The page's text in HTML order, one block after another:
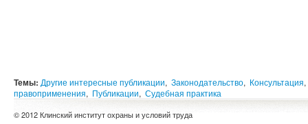
Темы: Другие интересные публикации, Законодательство, Консультация,
правоприменения, Публикации, Судебная практика
© 2012 Клинский институт охраны и условий труда